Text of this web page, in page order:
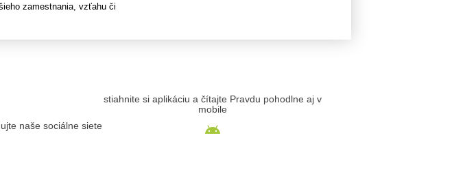
zamestnania, vzťahu či
naše sociálne siete
stiahnite si aplikáciu a čítajte Pravdu pohodlne aj v
mobile